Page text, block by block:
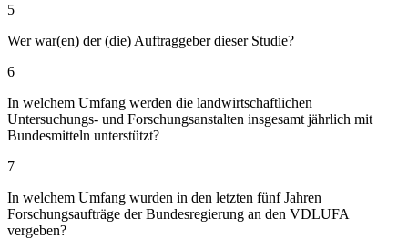
5
Wer war(en) der (die) Auftraggeber dieser Studie?
6
In welchem Umfang werden die landwirtschaftlichen
Untersuchungs- und Forschungsanstalten insgesamt jährlich mit
Bundesmitteln unterstützt?
7
In welchem Umfang wurden in den letzten fünf Jahren
Forschungsaufträge der Bundesregierung an den VDLUFA
vergeben?